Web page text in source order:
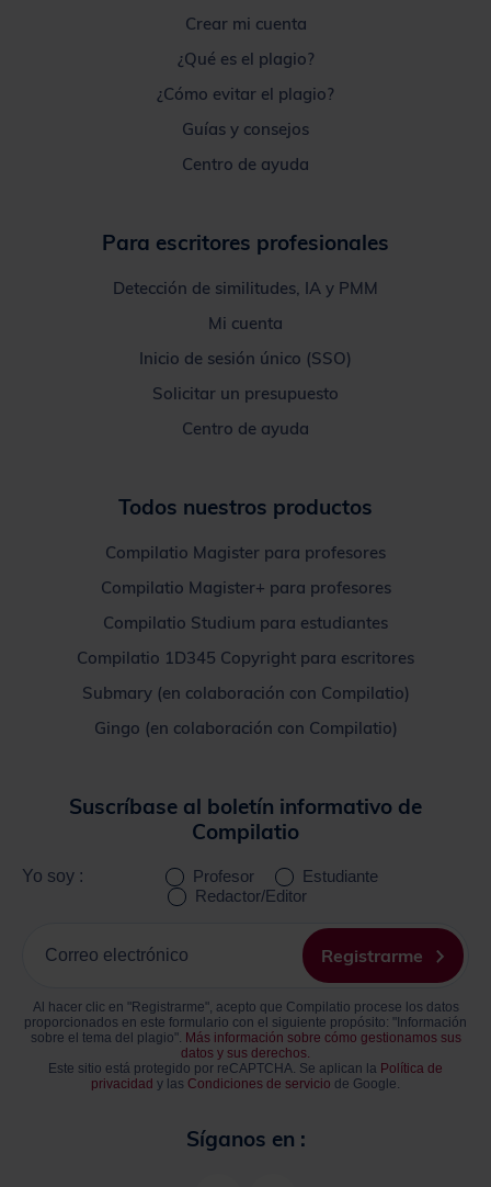
Crear mi cuenta
¿Qué es el plagio?
¿Cómo evitar el plagio?
Guías y consejos
Centro de ayuda
Para escritores profesionales
Detección de similitudes, IA y PMM
Mi cuenta
Inicio de sesión único (SSO)
Solicitar un presupuesto
Centro de ayuda
Todos nuestros productos
Compilatio Magister para profesores
Compilatio Magister+ para profesores
Compilatio Studium para estudiantes
Compilatio 1D345 Copyright para escritores
Submary (en colaboración con Compilatio)
Gingo (en colaboración con Compilatio)
Síganos en :
Suscríbase al boletín informativo de
Compilatio
Yo soy : Profesor
Estudiante
Redactor/Editor
Registrarme
Al hacer clic en "Registrarme", acepto que Compilatio procese los datos
proporcionados en este formulario con el siguiente propósito: "Información
sobre el tema del plagio". Más información sobre cómo gestionamos sus
datos y sus derechos.
Este sitio está protegido por reCAPTCHA. Se aplican la Política de
privacidad y las Condiciones de servicio de Google.